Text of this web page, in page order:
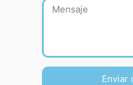
Enviar